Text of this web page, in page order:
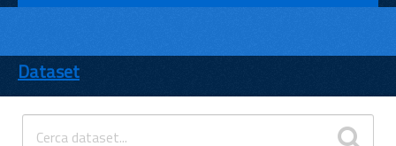
ENTI
TEMI
INFORMAZIONI
Dataset